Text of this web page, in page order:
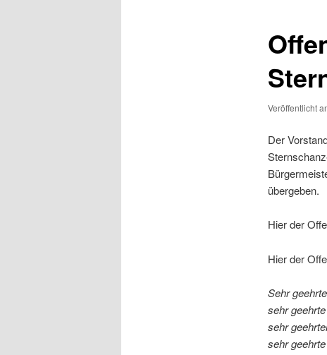
Veröffentlicht
Der
übergeben.
Hier der
Hier der
Sehr
sehr
sehr
sehr